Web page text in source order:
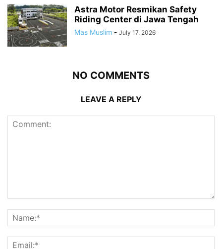
Astra Motor Resmikan Safety
Riding Center di Jawa Tengah
Mas Muslim - July 17, 2026
NO COMMENTS
LEAVE A REPLY